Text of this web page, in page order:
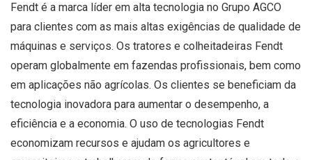
Fendt é a marca líder em alta tecnologia no Grupo AGCO
para clientes com as mais altas exigências de qualidade de
máquinas e serviços. Os tratores e colheitadeiras Fendt
operam globalmente em fazendas profissionais, bem como
em aplicações não agrícolas. Os clientes se beneficiam da
tecnologia inovadora para aumentar o desempenho, a
eficiência e a economia. O uso de tecnologias Fendt
economizam recursos e ajudam os agricultores e